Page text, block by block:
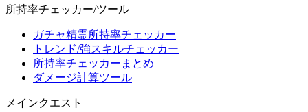
所持率チェッカー/ツール
ガチャ精霊所持率チェッカー
トレンド/強スキルチェッカー
所持率チェッカーまとめ
ダメージ計算ツール
メインクエスト